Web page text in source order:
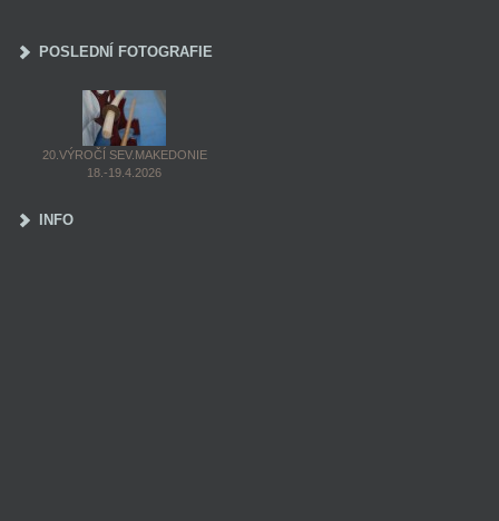
POSLEDNÍ FOTOGRAFIE
20.VÝROČÍ SEV.MAKEDONIE
18.-19.4.2026
INFO